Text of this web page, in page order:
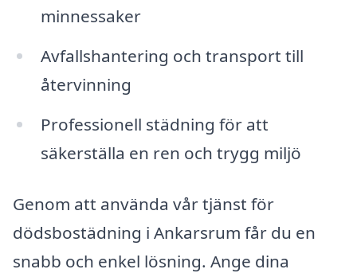
minnessaker
Avfallshantering och transport till
återvinning
Professionell städning för att
säkerställa en ren och trygg miljö
Genom att använda vår tjänst för
dödsbostädning i Ankarsrum får du en
snabb och enkel lösning. Ange dina